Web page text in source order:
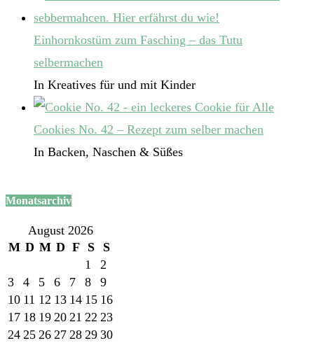
Einhornkostüm zum Fasching – das Tutu
selbermachen
In Kreatives für und mit Kinder
Cookies No. 42 – Rezept zum selber machen
In Backen, Naschen & Süßes
Monatsarchiv
August 2026
M D M D F S
S
1
2
3
4 5 6 7 8
9
10 11 12 13 14 15 16
17 18 19 20 21 22 23
24 25 26 27 28 29 30